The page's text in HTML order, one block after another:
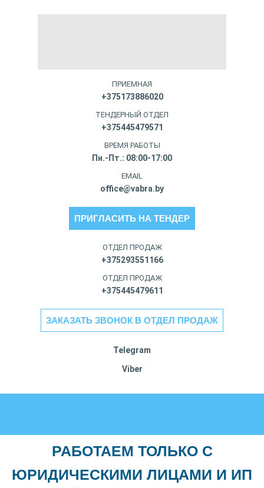
ПРИЕМНАЯ
+375173886020
ТЕНДЕРНЫЙ ОТДЕЛ
+375445479571
ВРЕМЯ РАБОТЫ
Пн.-Пт.: 08:00-17:00
EMAIL
office@vabra.by
ПРИГЛАСИТЬ НА ТЕНДЕР
ОТДЕЛ ПРОДАЖ
+375293551166
ОТДЕЛ ПРОДАЖ
+375445479611
ЗАКАЗАТЬ ЗВОНОК В ОТДЕЛ ПРОДАЖ
Telegram
Viber
РАБОТАЕМ ТОЛЬКО С
ЮРИДИЧЕСКИМИ ЛИЦАМИ И ИП